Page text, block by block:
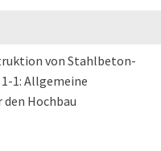
von Stahlbeton-
1: Allgemeine
Hochbau